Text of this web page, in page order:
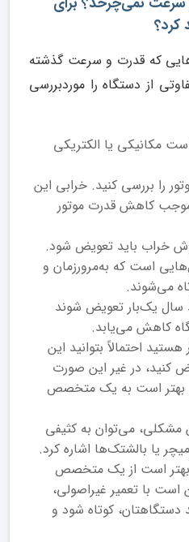
کرد؟
که قدرت و سرعت گذشته
از دستگاه را موردبررسی
مکانیکی یا الکتریکی
را بررسی کنید. خرابی این
کاهش قدرت موتور
خراب باید تعویض شود.
است که به‌مرورزمان و
می‌شوند.
سال یک‌بار تعویض شوند
کاهش می‌یابد.
احتمالاً بتوانید این
کنید، در غیر این صورت
بهتر است به یک متخصص
مشکلی، می‌توان به کثیفی
یا بالشتک‌ها اشاره کرد.
است از یک متخصص
است با تعمیر غیراصولی،
دستگاهتان، کوتاه شود و